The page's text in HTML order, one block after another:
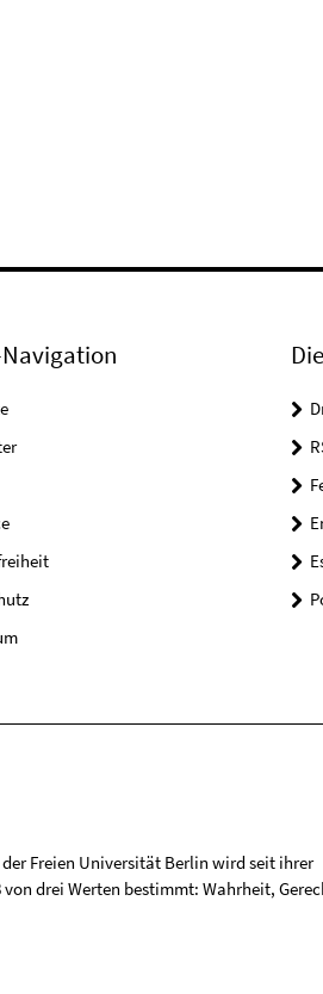
Freien Universität Berlin wird seit ihrer
von drei Werten bestimmt: Wahrheit,